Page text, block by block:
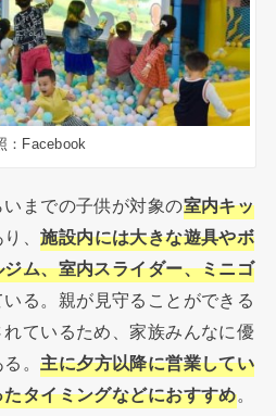
：Facebook
までの子供が対象の室内キッ
り、施設内には大きな遊具やボ
ム、室内スライダー、ミニゴ
いる。親が見守ることができる
ているため、家族みんなに優
る。主に夕方以降に営業してい
タイミングなどにおすすめ。